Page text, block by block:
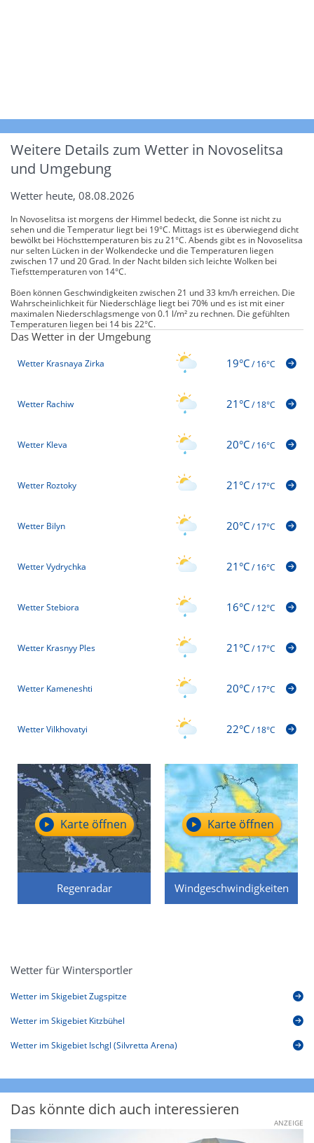
Weitere Details zum Wetter in Novoselitsa
und Umgebung
Wetter heute, 08.08.2026
In Novoselitsa ist morgens der Himmel bedeckt, die Sonne ist nicht zu
sehen und die Temperatur liegt bei 19°C. Mittags ist es überwiegend dicht
bewölkt bei Höchsttemperaturen bis zu 21°C. Abends gibt es in Novoselitsa
nur selten Lücken in der Wolkendecke und die Temperaturen liegen
zwischen 17 und 20 Grad. In der Nacht bilden sich leichte Wolken bei
Tiefsttemperaturen von 14°C.
Böen können Geschwindigkeiten zwischen 21 und 33 km/h erreichen. Die
Wahrscheinlichkeit für Niederschläge liegt bei 70% und es ist mit einer
maximalen Niederschlagsmenge von 0.1 l/m² zu rechnen. Die gefühlten
Temperaturen liegen bei 14 bis 22°C.
Das Wetter in der Umgebung
Wetter Krasnaya Zirka 19°C/16°C
Wetter Rachiw 21°C/18°C
Wetter Kleva 20°C/16°C
Wetter Roztoky 21°C/17°C
Wetter Bilyn 20°C/17°C
Wetter Vydrychka 21°C/16°C
Wetter Stebiora 16°C/12°C
Wetter Krasnyy Ples 21°C/17°C
Wetter Kameneshti 20°C/17°C
Wetter Vilkhovatyi 22°C/18°C
Regenradar
Karte öffnen
Windgeschwindigkeiten
Karte öffnen
Wetter für Wintersportler
Wetter im Skigebiet Zugspitze
Wetter im Skigebiet Kitzbühel
Wetter im Skigebiet Ischgl (Silvretta Arena)
Das könnte dich auch interessieren
ANZEIGE